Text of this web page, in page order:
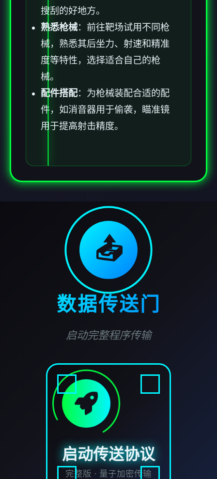
搜刮的好地方。
熟悉枪械：前往靶场试用不同枪
械，熟悉其后坐力、射速和精准
度等特性，选择适合自己的枪
械。
配件搭配：为枪械装配合适的配
件，如消音器用于偷袭，瞄准镜
用于提高射击精度。
📤
数据传送门
启动完整程序传输
启动传送协议
完整版 · 量子加密传输